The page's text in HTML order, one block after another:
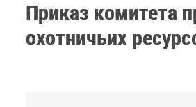
Приказ комитета
охотничьих